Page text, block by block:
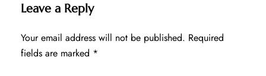
Leave a Reply
Your email address will not be published. Required
fields are marked *